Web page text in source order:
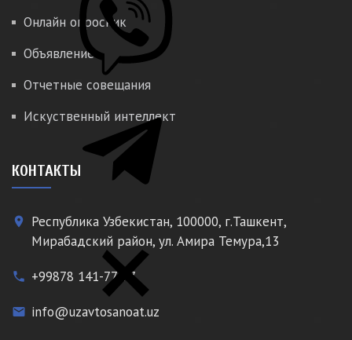
Онлайн опросник
Объявление
Отчетные совещания
Искуственный интеллект
КОНТАКТЫ
place
Республика Узбекистан, 100000, г.Ташкент,
Мирабадский район, ул. Амира Темура,13
phone +99878 141-77-77
email info@uzavtosanoat.uz